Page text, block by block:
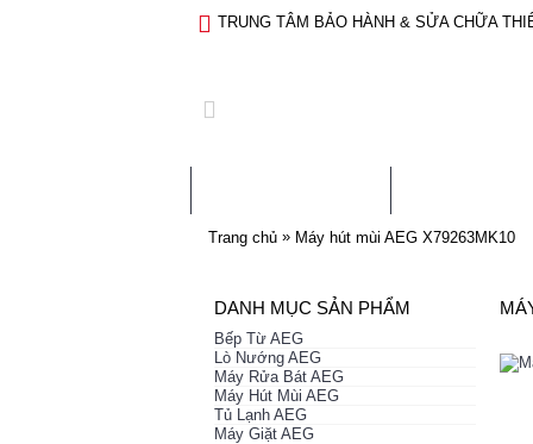
TRUNG TÂM BẢO HÀNH & SỬA CHỮA
Trang chủ » Máy hút mùi AEG X79263MK10
DANH MỤC SẢN PHẨM
Bếp Từ AEG
Lò Nướng AEG
Máy Rửa Bát AEG
Máy Hút Mùi AEG
Tủ Lạnh AEG
Máy Giặt AEG